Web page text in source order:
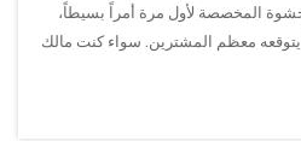
المخصصة لأول مرة أمراً بسيطاً،
يتوقعه معظم المشترين. سواء كنت مالك
أو رائداً في مجال ألعاب الأطفال تطلق